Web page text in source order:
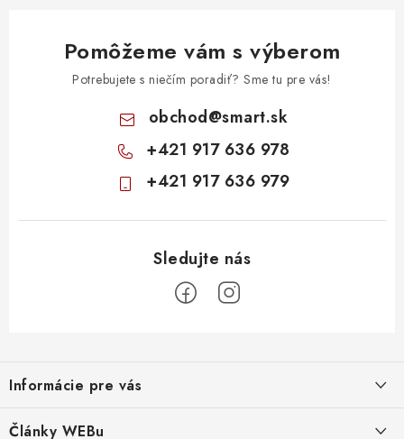
Pomôžeme vám s výberom
Potrebujete s niečím poradiť? Sme tu pre vás!
obchod@smart.sk
+421 917 636 978
+421 917 636 979
p
ä
Informácie pre vás
Obchodné podmienky
Články WEBu